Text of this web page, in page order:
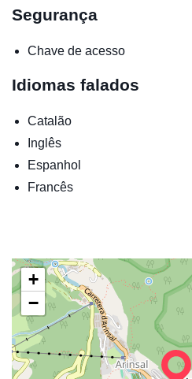
Segurança
Chave de acesso
Idiomas falados
Catalão
Inglês
Espanhol
Francês
+
−